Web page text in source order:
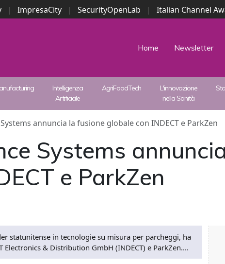
| ImpresaCity | SecurityOpenLab | Italian Channel
Security Awards | ...
Home Newsletter
Intelligenza
Artificiale
AgriFoodTech
L'innovazione
nella Sanità
annuncia la fusione globale con INDECT e ParkZen
Systems
e ParkZen
statunitense in tecnologie su misura per parcheggi, ha
& Distribution GmbH (INDECT) e ParkZen....